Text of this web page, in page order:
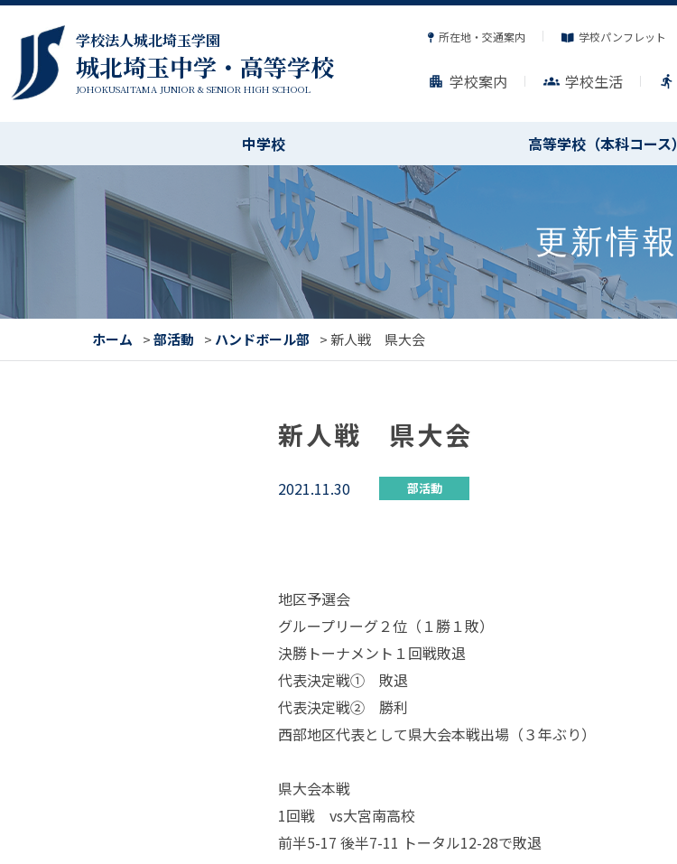
学校法人城北埼玉学園
城北埼玉中学・高等学校
JOHOKUSAITAMA JUNIOR & SENIOR HIGH SCHOOL
所在地・交通案内 学校パンフレット
apartment 学校案内 groups 学校生活 directions_run
中学校 高等学校（本科コース）
更新情報
ホーム >部活動 > ハンドボール部 > 新人戦 県大会
新人戦 県大会
2021.11.30 部活動
地区予選会
グループリーグ２位（１勝１敗）
決勝トーナメント１回戦敗退
代表決定戦➀ 敗退
代表決定戦➁ 勝利
西部地区代表として県大会本戦出場（３年ぶり）
県大会本戦
1回戦 vs大宮南高校
前半5-17 後半7-11 トータル12-28で敗退